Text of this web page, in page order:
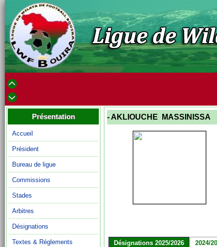
Présentation
Accueil
Président
Bureau de ligue
Commissions
Stades
Arbitres
Désignations
Textes & Réglements
- AKLIOUCHE MASSINISSA
Désignations 2025/2026
2024/